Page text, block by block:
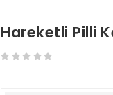
Hareketli Pilli